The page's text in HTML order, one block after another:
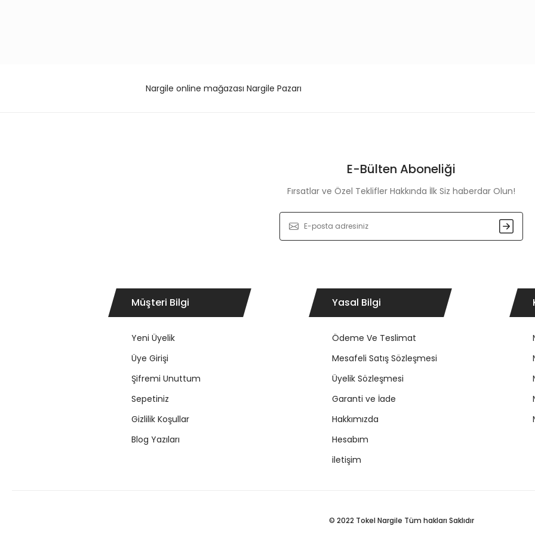
Nargile online mağazası Nargile Pazarı
E-Bülten Aboneliği
Fırsatlar ve Özel Teklifler Hakkında İlk Siz haberdar Olun!
Müşteri Bilgi
Yeni Üyelik
Üye Girişi
Şifremi Unuttum
Sepetiniz
Gizlilik Koşullar
Blog Yazıları
Yasal Bilgi
Ödeme Ve Teslimat
Mesafeli Satış Sözleşmesi
Üyelik Sözleşmesi
Garanti ve İade
Hakkımızda
Hesabım
iletişim
© 2022 Tokel Nargile Tüm hakları Saklıdır